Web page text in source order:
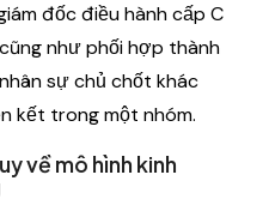
đốc điều hành cấp C
như phối hợp thành
sự chủ chốt khác
kết trong một nhóm.
về mô hình kinh